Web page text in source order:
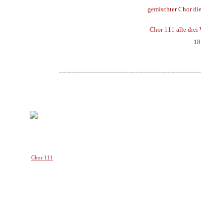
gemischter Chor
Chor 111 alle drei
Chor 111